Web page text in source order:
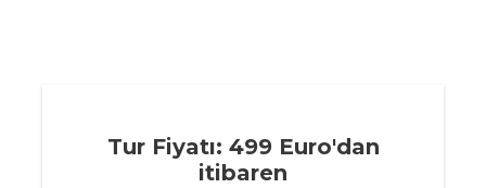
Tur Fiyatı: 499 Euro'dan
itibaren